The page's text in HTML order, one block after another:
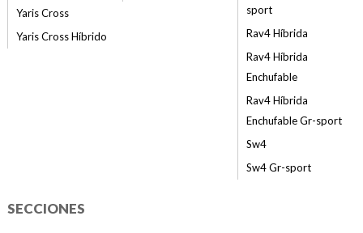
Yaris Cross
Yaris Cross Híbrido
sport
Rav4 Híbrida
Rav4 Híbrida
Enchufable
Rav4 Híbrida
Enchufable Gr-sport
Sw4
Sw4 Gr-sport
SECCIONES